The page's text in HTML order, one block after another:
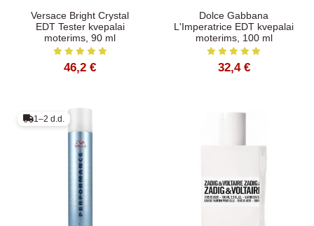
Versace Bright Crystal
EDT Tester kvepalai
moterims, 90 ml
46,2 €
Dolce Gabbana
L'Imperatrice EDT kvepalai
moterims, 100 ml
32,4 €
1–2 d.d.